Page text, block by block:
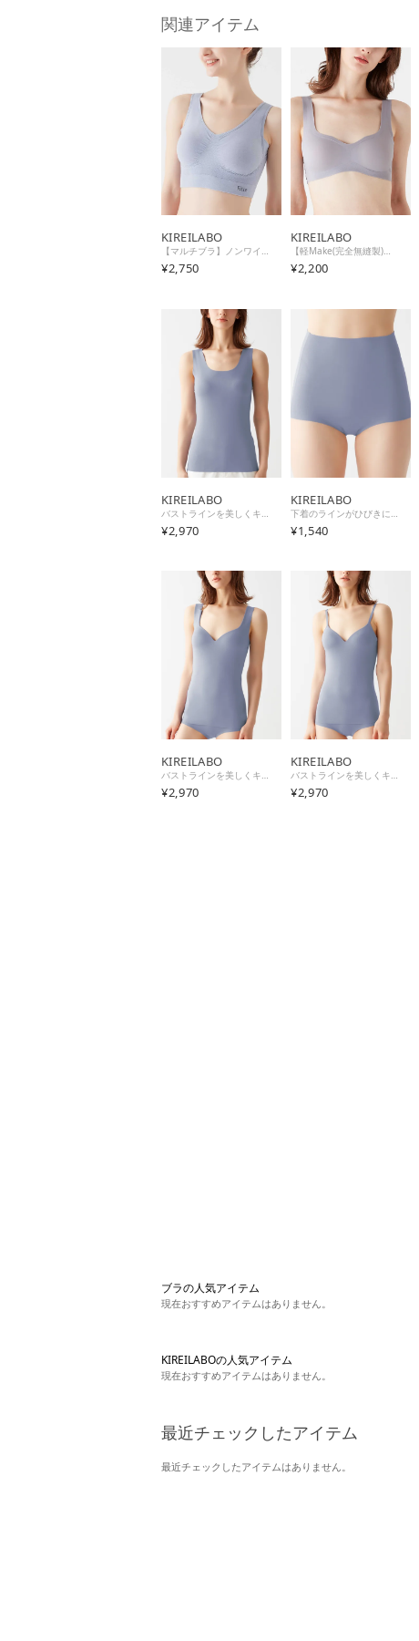
関連アイテム
KIREILABO
【マルチブラ】ノンワイヤーブラジャー （シェルブルー）
¥2,750
KIREILABO
【軽Make(完全無縫製)】ノンワイヤーブラジャー （ブルーグレー）
¥2,200
KIREILABO
¥2,970
KIREILABO
¥1,540
KIREILABO
バストラインを美しくキープ ブラタンクトップ オーガニックコットン （リュエルブルー）
¥2,970
KIREILABO
バストラインを美しくキープ ブラキャミソール オーガニックコットン （リュエルブルー）
¥2,970
ブラの人気アイテム
現在おすすめアイテムはありません。
KIREILABOの人気アイテム
現在おすすめアイテムはありません。
最近チェックしたアイテム
最近チェックしたアイテムはありません。